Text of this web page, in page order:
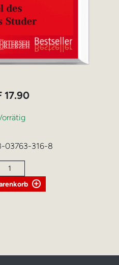
17.90
03763-316-8